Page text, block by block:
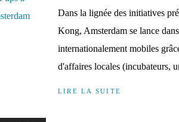
Dans la lignée des initiatives
Kong, Amsterdam se lance
internationalement mobiles
d'affaires locales (incubateurs,
LIRE LA SUITE